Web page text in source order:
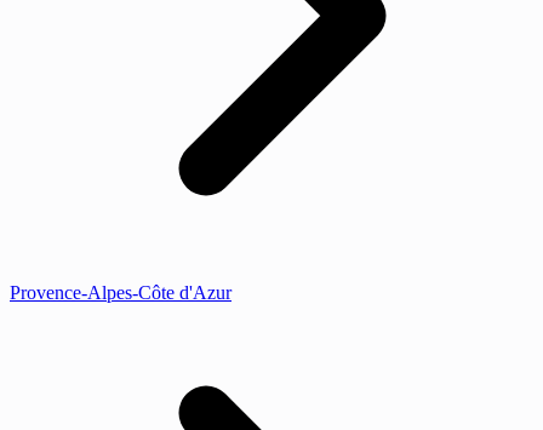
Provence-Alpes-Côte d'Azur